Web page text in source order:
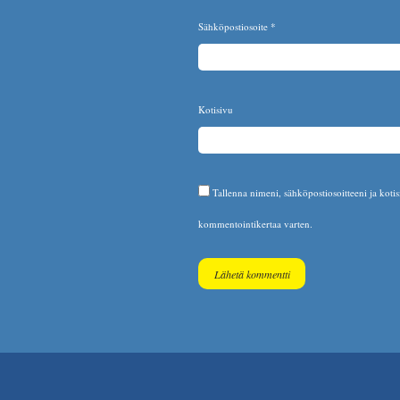
Sähköpostiosoite *
Kotisivu
Tallenna nimeni, sähköpostiosoitteeni ja
kommentointikertaa varten.